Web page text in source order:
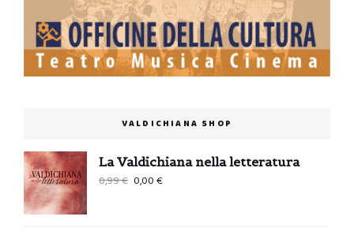
VALDICHIANA SHOP
La Valdichiana nella letteratura
0,99€ 0,00€